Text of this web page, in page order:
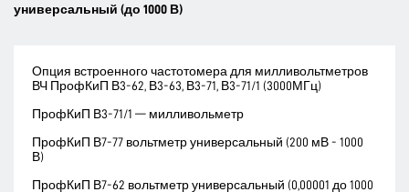
универсальный (до 1000 В)
Опция встроенного частотомера для милливольтметров
ВЧ ПрофКиП В3-62, В3-63, В3-71, В3-71/1 (3000МГц)
ПрофКиП В3-71/1 — милливольметр
ПрофКиП В7-77 вольтметр универсальный (200 мВ - 1000
В)
ПрофКиП В7-62 вольтметр универсальный (0,00001 до 1000